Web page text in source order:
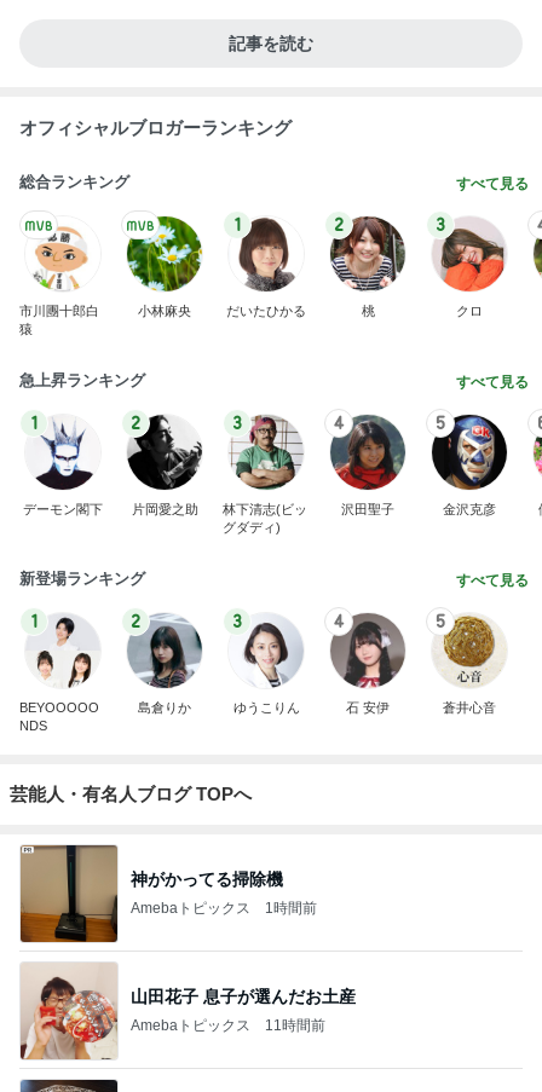
記事を読む
オフィシャルブロガーランキング
総合ランキング すべて見る
市川團十郎白
猿
小林麻央
1
だいたひかる
2
桃
3
クロ
急上昇ランキング すべて見る
1
デーモン閣下
2
片岡愛之助
3
林下清志(ビッ
グダディ)
4
沢田聖子
5
金沢克彦
新登場ランキング すべて見る
1
BEYOOOOO
NDS
2
島倉りか
3
ゆうこりん
4
石 安伊
5
蒼井心音
芸能人・有名人ブログ TOPへ
神がかってる掃除機
Amebaトピックス 1時間前
山田花子 息子が選んだお土産
Amebaトピックス 11時間前